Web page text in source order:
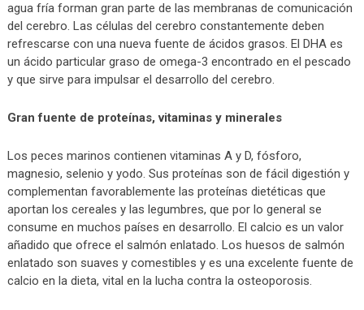
agua fría forman gran parte de las membranas de comunicación
del cerebro. Las células del cerebro constantemente deben
refrescarse con una nueva fuente de ácidos grasos. El DHA es
un ácido particular graso de omega-3 encontrado en el pescado
y que sirve para impulsar el desarrollo del cerebro.
Gran fuente de proteínas, vitaminas y minerales
Los peces marinos contienen vitaminas A y D, fósforo,
magnesio, selenio y yodo. Sus proteínas son de fácil digestión y
complementan favorablemente las proteínas dietéticas que
aportan los cereales y las legumbres, que por lo general se
consume en muchos países en desarrollo. El calcio es un valor
añadido que ofrece el salmón enlatado. Los huesos de salmón
enlatado son suaves y comestibles y es una excelente fuente de
calcio en la dieta, vital en la lucha contra la osteoporosis.